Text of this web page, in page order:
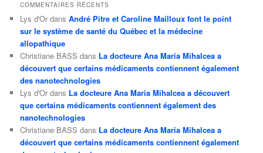
COMMENTAIRES RÉCENTS
Lys d'Or dansAndré Pitre et Caroline Mailloux font le point
sur le système de santé du Québec et la médecine
allopathique
Christiane BASS dans La docteure Ana Maria Mihalcea a
découvert que certains médicaments contiennent également
des nanotechnologies
Lys d'Or dans La docteure Ana Maria Mihalcea a découvert
que certains médicaments contiennent également des
nanotechnologies
Christiane BASS dans La docteure Ana Maria Mihalcea a
découvert que certains médicaments contiennent également